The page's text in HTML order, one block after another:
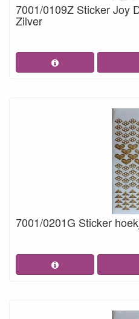
7001/0109Z Sticker Joy
Zilver
7001/0201G Sticker